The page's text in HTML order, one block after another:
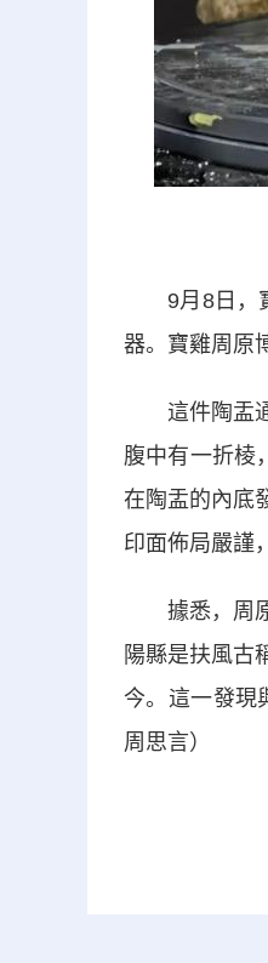
9月8日，寶
器。寶雞周原
這件陶盂通
腹中有一折棱
在陶盂的內底
印面佈局嚴謹
據悉，周原
陽縣是扶風古
今。這一發現
周思言）